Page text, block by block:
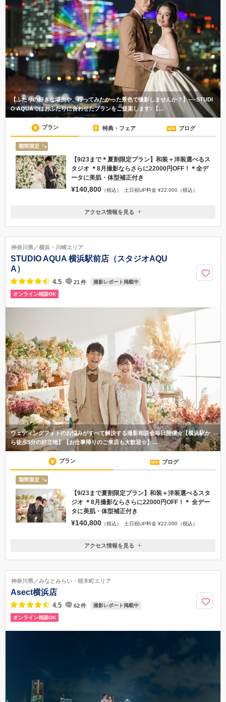
【ふたりの好きな場所や、行ってみたかった景色で撮影しませんか？】──STUDI
O AQUAではおふたりに合わせたプランをご提案します♪【…
プラン 特典・フェア ブログ
期間限定
【9/23まで＊夏割限定プラン】和装＋洋装選べるス
タジオ ＊8月撮影ならさらに22000円OFF！＊全デ
ータに美肌・体型補正付き
¥140,800 （税込） 土日祝UP料金 ¥22,000（税込）
神奈川県横浜市西区みなとみらい2-2-1 横浜ランドマークタワー27階
エア方面改札口 徒歩5分 ●桜木町駅(JR・市営地下鉄)から動く歩道で徒歩5
分
045-620-6338
アクセス情報を見る
神奈川県／横浜・川崎エリア
STUDIO AQUA 横浜駅前店（スタジオAQU
A）
4.5 21 件 撮影レポート掲載中
オンライン相談OK
ウェディングフォトのお悩みがすべて解決する撮影相談会毎日開催☆【横浜駅か
ら徒歩5分の好立地】【お仕事帰りのご来店も大歓迎☆】…
プラン ブログ
期間限定
【9/23まで夏割限定プラン】和装＋洋装選べるスタ
ジオ ＊8月撮影ならさらに22000円OFF！＊ 全デー
タに美肌・体型補正付き
¥140,800 （税込） 土日祝UP料金 ¥22,000（税込）
神奈川県横浜市西区北幸二丁目6番1号 ONEST横浜西口ビル1階
口より徒歩3分
045-620-3514
アクセス情報を見る
神奈川県／みなとみらい・桜木町エリア
Asect横浜店
4.5 62件 撮影レポート掲載中
オンライン相談OK